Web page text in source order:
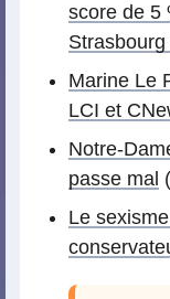
score de 5
Strasbourg
Marine Le
LCI et
Notre-
passe mal
Le